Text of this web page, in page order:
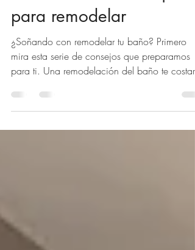
Baños 101: 6 consejos
para remodelar
¿Soñando con remodelar tu baño? Primero
para ti. Una remodelación del baño te costará
tiempo,...